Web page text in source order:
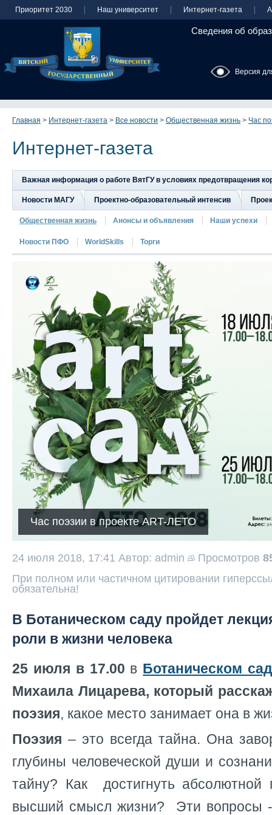
Приоритет 2030 Наш университет Интернет-газета
Сведения об
Версия
Главная > Интернет-газета > Все новости > Общественная жизнь > Час
Интернет-газета
Важная информация о работе ВятГУ в условиях предотвращения
Новости МАГУ Проектно-образовательный интенсив
Общественная жизнь Анонсы и объявления Наши успехи
Новости ПФО WorldSkills Торги
Час поэзии в проекте ART-ЛЕТО
24 июля 2018, 17:41 Автор: admin Просмотров
При полном или частичном цитировании
обязательна!
В Ботаническом саду пройдет
роли в жизни человека
25 июля в 17.00 в Ботаническом
Михаила Лицарева, который
поэзия, какое место занимает она в
Поэзия – это всегда тайна. Она
глубины человеческой души и
тайну? Как достигнуть абсолютной
высший смысл жизни? Эти вопросы